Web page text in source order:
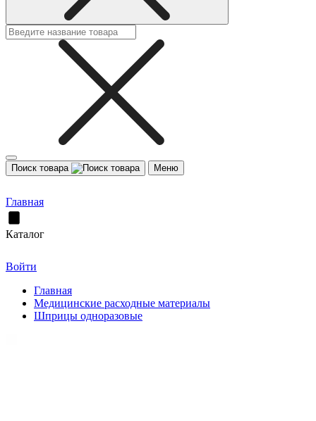
Поиск товара Меню
Главная
Каталог
Войти
Главная
Медицинские расходные материалы
Шприцы одноразовые